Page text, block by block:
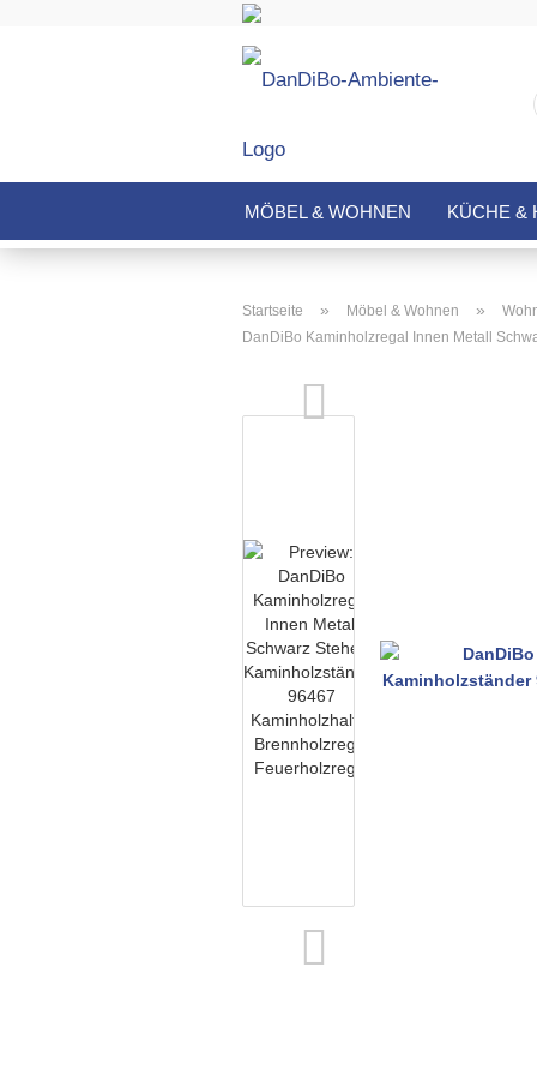
MÖBEL & WOHNEN KÜCHE &
Startseite » Möbel & Wohnen »
DanDiBo Kaminholzregal Innen Metall